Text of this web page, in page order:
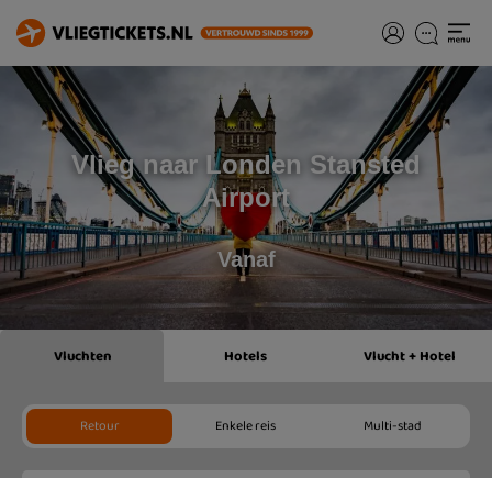
Vlieg naar Londen Stansted
Airport
Vanaf